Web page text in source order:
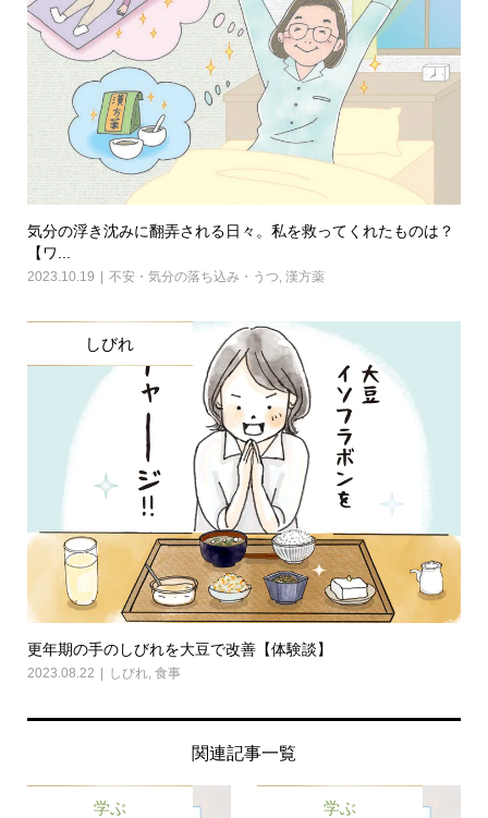
気分の浮き沈みに翻弄される日々。私を救ってくれたものは？
【ワ...
2023.10.19 不安・気分の落ち込み・うつ, 漢方薬
しびれ
更年期の手のしびれを大豆で改善【体験談】
2023.08.22 しびれ, 食事
関連記事一覧
学ぶ 学ぶ